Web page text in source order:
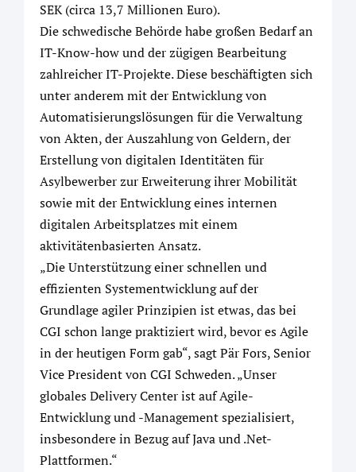
SEK (circa 13,7 Millionen Euro).
Die schwedische Behörde habe großen Bedarf an
IT-Know-how und der zügigen Bearbeitung
zahlreicher IT-Projekte. Diese beschäftigten sich
unter anderem mit der Entwicklung von
Automatisierungslösungen für die Verwaltung
von Akten, der Auszahlung von Geldern, der
Erstellung von digitalen Identitäten für
Asylbewerber zur Erweiterung ihrer Mobilität
sowie mit der Entwicklung eines internen
digitalen Arbeitsplatzes mit einem
aktivitätenbasierten Ansatz.
„Die Unterstützung einer schnellen und
effizienten Systementwicklung auf der
Grundlage agiler Prinzipien ist etwas, das bei
CGI schon lange praktiziert wird, bevor es Agile
in der heutigen Form gab“, sagt Pär Fors, Senior
Vice President von CGI Schweden. „Unser
globales Delivery Center ist auf Agile-
Entwicklung und -Management spezialisiert,
insbesondere in Bezug auf Java und .Net-
Plattformen.“